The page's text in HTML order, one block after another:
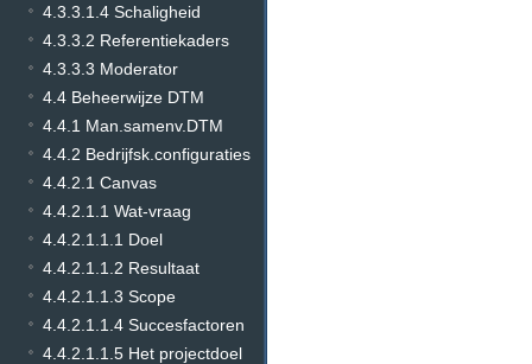
4.3.3.1.4 Schaligheid
4.3.3.2 Referentiekaders
4.3.3.3 Moderator
4.4 Beheerwijze DTM
4.4.1 Man.samenv.DTM
4.4.2 Bedrijfsk.configuraties
4.4.2.1 Canvas
4.4.2.1.1 Wat-vraag
4.4.2.1.1.1 Doel
4.4.2.1.1.2 Resultaat
4.4.2.1.1.3 Scope
4.4.2.1.1.4 Succesfactoren
4.4.2.1.1.5 Het projectdoel